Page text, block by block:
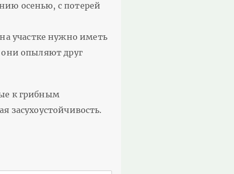
осенью, с потерей
участке нужно иметь
они опыляют друг
к грибным
засухоустойчивость.